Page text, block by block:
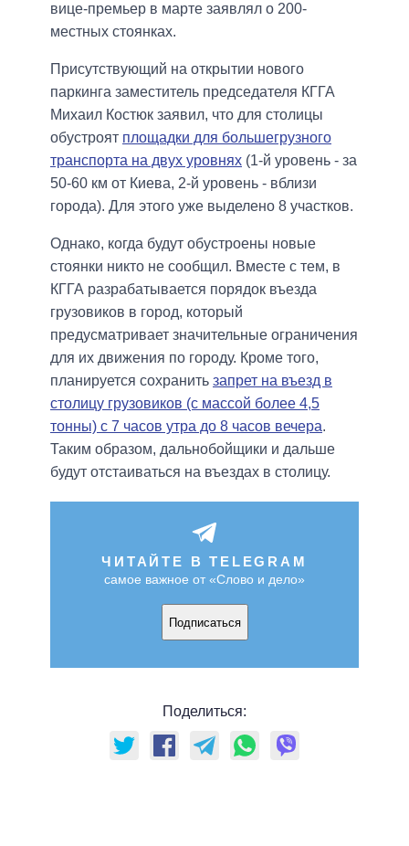
вице-премьер в марте заявлял о 200-
местных стоянках.
Присутствующий на открытии нового
паркинга заместитель председателя КГГА
Михаил Костюк заявил, что для столицы
обустроят площадки для большегрузного
транспорта на двух уровнях (1-й уровень - за
50-60 км от Киева, 2-й уровень - вблизи
города). Для этого уже выделено 8 участков.
Однако, когда будут обустроены новые
стоянки никто не сообщил. Вместе с тем, в
КГГА разрабатывается порядок въезда
грузовиков в город, который
предусматривает значительные ограничения
для их движения по городу. Кроме того,
планируется сохранить запрет на въезд в
столицу грузовиков (с массой более 4,5
тонны) с 7 часов утра до 8 часов вечера.
Таким образом, дальнобойщики и дальше
будут отстаиваться на въездах в столицу.
ЧИТАЙТЕ В TELEGRAM
самое важное от «Слово и дело»
Подписаться
Поделиться: